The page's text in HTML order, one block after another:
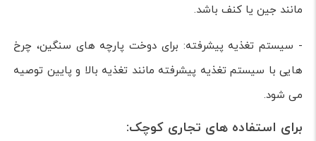
مانند جین یا کنف باشد.
- سیستم تغذیه پیشرفته: برای دوخت پارچه های سنگین، چرخ
هایی با سیستم تغذیه پیشرفته مانند تغذیه بالا و پایین توصیه
می شود.
برای استفاده های تجاری کوچک: